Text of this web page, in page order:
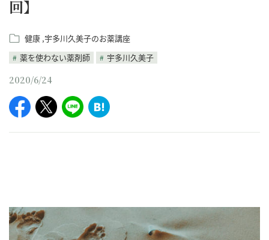
回】
健康 宇多川久美子のお薬講座
薬を使わない薬剤師
宇多川久美子
2020/6/24